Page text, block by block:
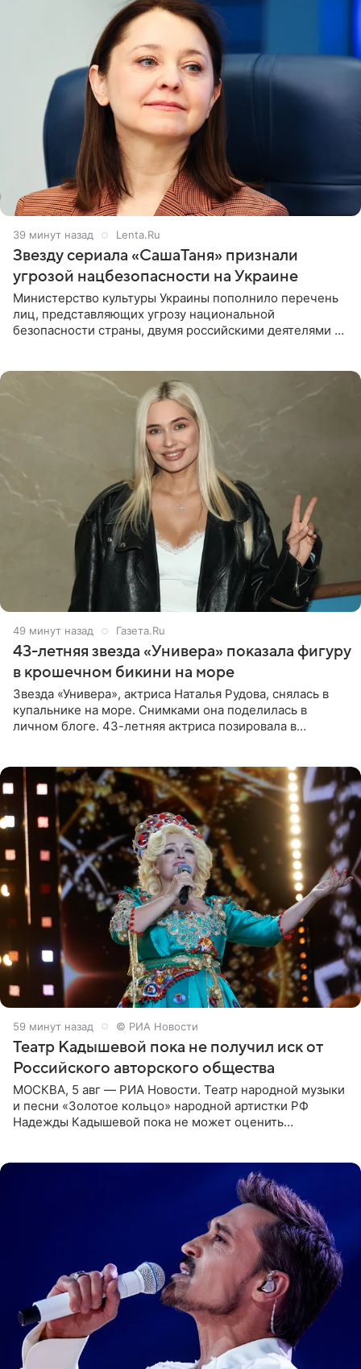
39 минут назад Lenta.Ru
Звезду сериала «СашаТаня» признали
угрозой нацбезопасности на Украине
Министерство культуры Украины пополнило перечень
лиц, представляющих угрозу национальной
безопасности страны, двумя российскими деятелями —
49 минут назад Газета.Ru
43-летняя звезда «Универа» показала фигуру
в крошечном бикини на море
Звезда «Универа», актриса Наталья Рудова, снялась в
купальнике на море. Снимками она поделилась в
личном блоге. 43-летняя актриса позировала в
59 минут назад © РИА Новости
Театр Кадышевой пока не получил иск от
Российского авторского общества
МОСКВА, 5 авг — РИА Новости. Театр народной музыки
и песни «Золотое кольцо» народной артистки РФ
Надежды Кадышевой пока не может оценить